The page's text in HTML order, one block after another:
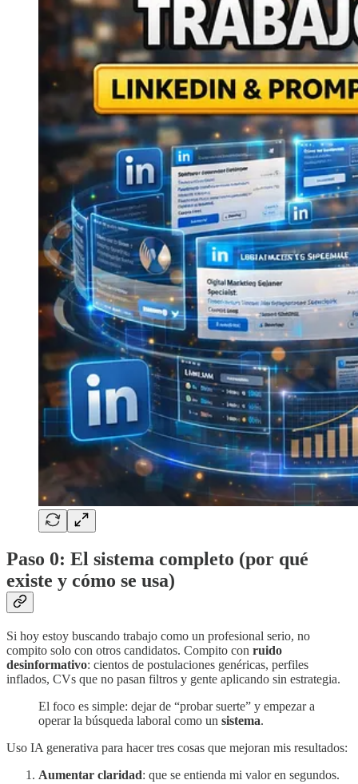
Paso 0: El sistema completo (por qué
existe y cómo se usa)
Si hoy estoy buscando trabajo como un profesional serio, no
compito solo con otros candidatos. Compito con ruido
desinformativo: cientos de postulaciones genéricas, perfiles
inflados, CVs que no pasan filtros y gente aplicando sin estrategia.
El foco es simple: dejar de “probar suerte” y empezar a
operar la búsqueda laboral como un sistema.
Uso IA generativa para hacer tres cosas que mejoran mis resultados:
Aumentar claridad: que se entienda mi valor en segundos.